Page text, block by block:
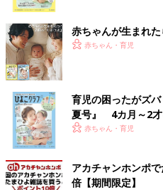
赤ちゃんが生まれた
赤ちゃん・育児
育児の困ったがズ
夏号』 4カ月～2才
いっぱい！
赤ちゃん・育児
アカチャンホンポ
倍【期間限定】